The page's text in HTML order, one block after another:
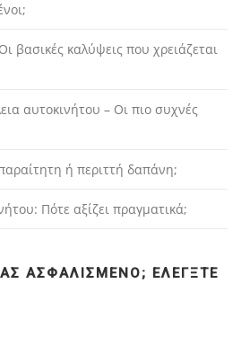
βασικές καλύψεις που χρειάζεται
αυτοκινήτου – Οι πιο συχνές
ή περιττή δαπάνη;
Πότε αξίζει πραγματικά;
ΑΣΦΑΛΙΣΜΈΝΟ; ΕΛΈΓΞΤΕ